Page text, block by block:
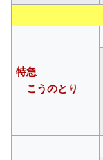
特急
こうのとり